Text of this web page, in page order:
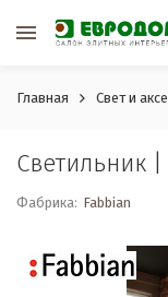
Главная Свет и
Светильник
Фабрика: Fabbian